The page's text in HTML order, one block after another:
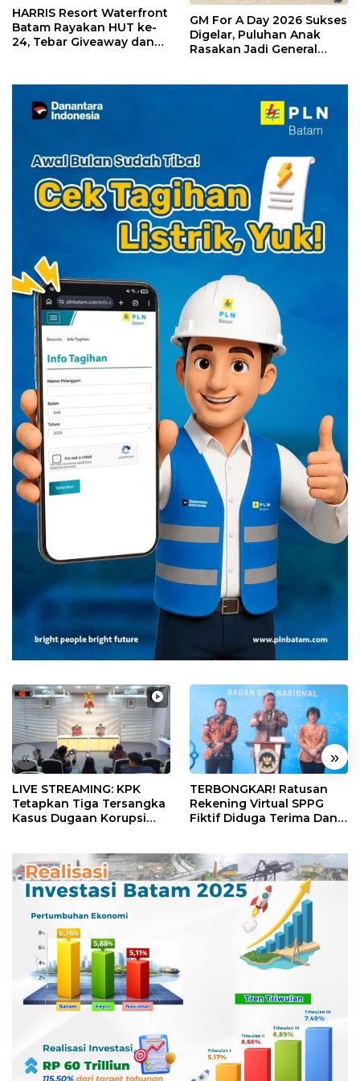
HARRIS Resort Waterfront
Batam Rayakan HUT ke-
24, Tebar Giveaway dan
GM For A Day 2026 Sukses
Digelar, Puluhan Anak
Rasakan Jadi General
« »
LIVE STREAMING: KPK
Tetapkan Tiga Tersangka
Kasus Dugaan Korupsi
TERBONGKAR! Ratusan
Rekening Virtual SPPG
Fiktif Diduga Terima Dana